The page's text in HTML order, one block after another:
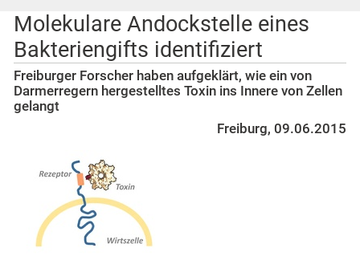
Molekulare Andockstelle eines
Bakteriengifts identifiziert
Freiburger Forscher haben aufgeklärt, wie ein von
Darmerregern hergestelltes Toxin ins Innere von Zellen
gelangt
Freiburg, 09.06.2015